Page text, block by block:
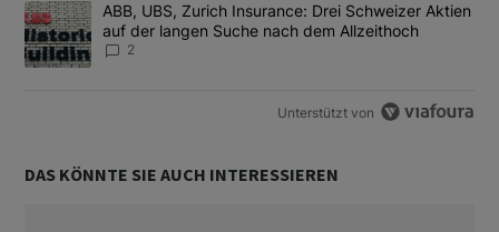
Ein Trendartikel mit dem Titel "ABB, UBS, Zurich Insurance:
ABB, UBS, Zurich Insurance: Drei Schweizer Aktien
auf der langen Suche nach dem Allzeithoch
2
Unterstützt von
DAS KÖNNTE SIE AUCH INTERESSIEREN